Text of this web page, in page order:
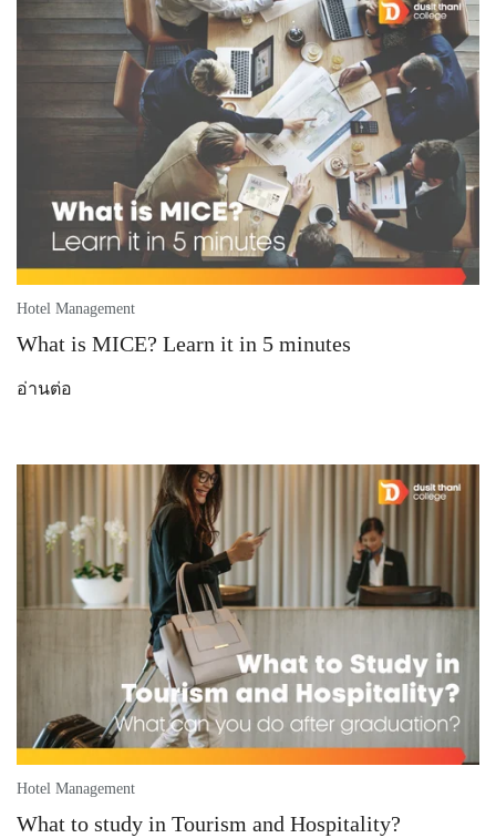
Hotel Management
What is MICE? Learn it in 5 minutes
อ่านต่อ
Hotel Management
What to study in Tourism and Hospitality?